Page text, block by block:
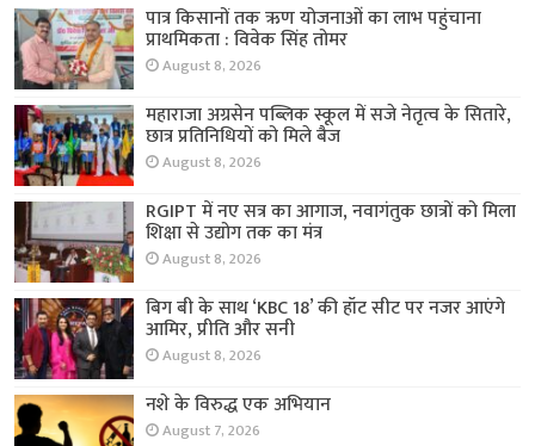
पात्र किसानों तक ऋण योजनाओं का लाभ पहुंचाना
प्राथमिकता : विवेक सिंह तोमर
August 8, 2026
महाराजा अग्रसेन पब्लिक स्कूल में सजे नेतृत्व के सितारे,
छात्र प्रतिनिधियों को मिले बैज
August 8, 2026
RGIPT में नए सत्र का आगाज, नवागंतुक छात्रों को मिला
शिक्षा से उद्योग तक का मंत्र
August 8, 2026
बिग बी के साथ ‘KBC 18’ की हॉट सीट पर नजर आएंगे
आमिर, प्रीति और सनी
August 8, 2026
नशे के विरुद्ध एक अभियान
August 7, 2026